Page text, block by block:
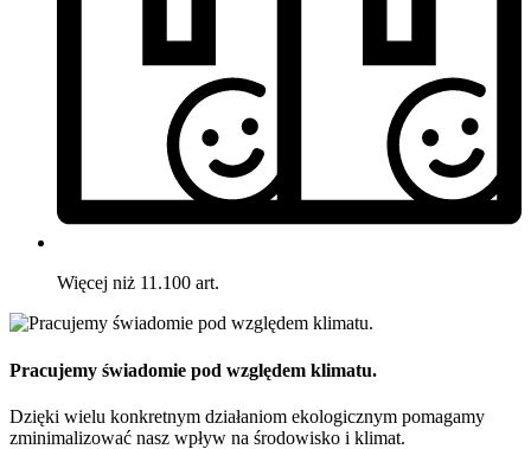
Więcej niż 11.100 art.
Pracujemy świadomie pod względem klimatu.
Dzięki wielu konkretnym działaniom ekologicznym pomagamy
zminimalizować nasz wpływ na środowisko i klimat.